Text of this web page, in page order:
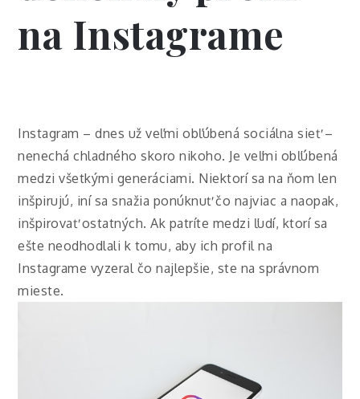
na Instagrame
Instagram – dnes už veľmi obľúbená sociálna sieť –
nenechá chladného skoro nikoho. Je veľmi obľúbená
medzi všetkými generáciami. Niektorí sa na ňom len
inšpirujú, iní sa snažia ponúknuť čo najviac a naopak,
inšpirovať ostatných. Ak patríte medzi ľudí, ktorí sa
ešte neodhodlali k tomu, aby ich profil na
Instagrame vyzeral čo najlepšie, ste na správnom
mieste.